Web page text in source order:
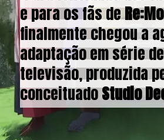
e para os fãs de
finalmente chegou a
adaptação em série
televisão, produzida
conceituadoStudio
e para os fãs de
finalmente chegou a
adaptação em série
televisão, produzida
conceituadoStudio